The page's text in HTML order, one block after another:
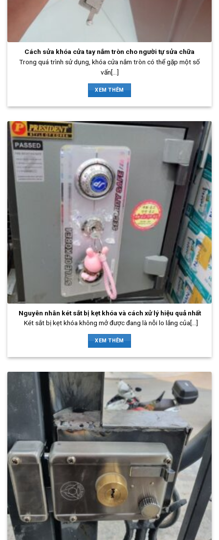
Cách sửa khóa cửa tay nắm tròn cho người tự sửa chữa
Trong quá trình sử dụng, khóa cửa nắm tròn có thể gặp một số
vấn[...]
XEM THÊM
Nguyên nhân két sắt bị kẹt khóa và cách xử lý hiệu quả nhất
Két sắt bị kẹt khóa không mở được đang là nỗi lo lắng của[...]
XEM THÊM